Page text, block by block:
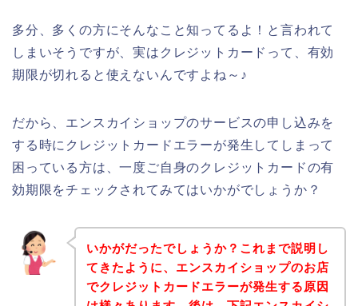
多分、多くの方にそんなこと知ってるよ！と言われて
しまいそうですが、実はクレジットカードって、有効
期限が切れると使えないんですよね～♪
だから、エンスカイショップのサービスの申し込みを
する時にクレジットカードエラーが発生してしまって
困っている方は、一度ご自身のクレジットカードの有
効期限をチェックされてみてはいかがでしょうか？
いかがだったでしょうか？これまで説明し
てきたように、エンスカイショップのお店
でクレジットカードエラーが発生する原因